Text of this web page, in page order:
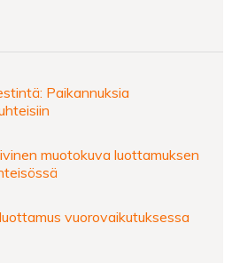
Paikannuksia
muotokuva luottamuksen
vuorovaikutuksessa